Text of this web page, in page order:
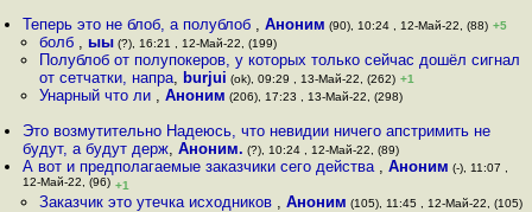
Теперь это не блоб, а полублоб ,Аноним (90), 10:24 , 12-Май-22, (88) +5
болб , ыы(?), 16:21 , 12-Май-22, (199)
Полублоб от полупокеров, у которых только сейчас дошёл сигнал
от сетчатки, напра, burjui (ok), 09:29 , 13-Май-22, (262) +1
Унарный что ли , Аноним (206), 17:23 , 13-Май-22, (298)
Это возмутительно Надеюсь, что невидии ничего апстримить не
будут, а будут держ,Аноним. (?), 10:24 , 12-Май-22, (89)
А вот и предполагаемые заказчики сего действа ,Аноним (-), 11:07 ,
12-Май-22, (96) +1
Заказчик это утечка исходников , Аноним (105), 11:45 , 12-Май-22, (105)